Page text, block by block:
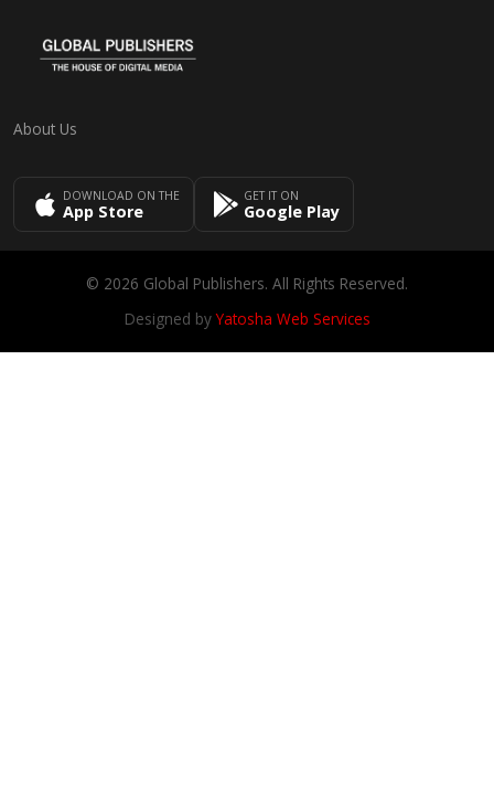
About Us
DOWNLOAD ON THE
App Store
GET IT ON
Google Play
© 2026 Global Publishers. All Rights Reserved.
Designed byYatosha Web Services